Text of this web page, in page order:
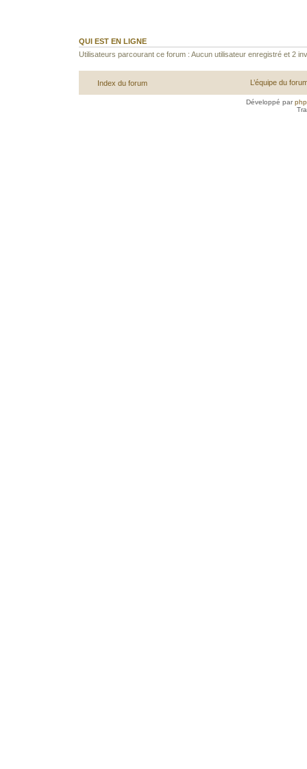
QUI EST EN LIGNE
Utilisateurs parcourant ce forum : Aucun utilisateur enregistré et 2
Index du forum L’équipe du
Développé par